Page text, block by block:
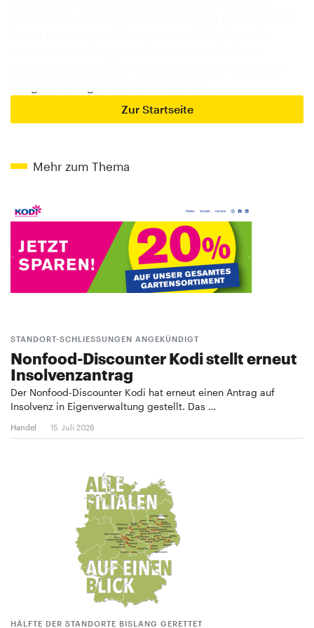
Zur Startseite
Mehr zum Thema
STANDORT-SCHLIESSUNGEN ANGEKÜNDIGT
Nonfood-Discounter Kodi stellt erneut
Insolvenzantrag
Der Nonfood-Discounter Kodi hat erneut einen Antrag auf
Insolvenz in Eigenverwaltung gestellt. Das …
Handel 15. Juli 2026
HÄLFTE DER STANDORTE BISLANG GERETTET